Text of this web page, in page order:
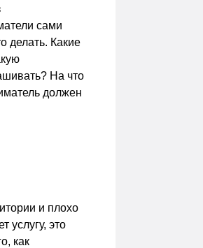
сами
делать. Какие
На что
должен
и плохо
услугу, это
как